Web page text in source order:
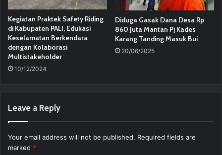
Kegiatan Praktek Safety Riding
di Kabupaten PALI, Edukasi
Keselamatan Berkendara
dengan Kolaborasi
Multistakeholder
10/12/2024
Diduga Gasak Dana Desa Rp
860 Juta Mantan Pj Kades
Karang Tanding Masuk Bui
20/06/2025
Leave a Reply
Your email address will not be published. Required fields are
marked *